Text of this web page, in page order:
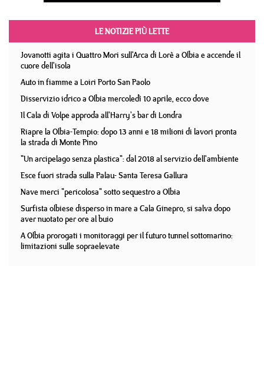
LE NOTIZIE PIÙ LETTE
Jovanotti agita i Quattro Mori sull'Arca di Lorè a Olbia e accende il
cuore dell'isola
Auto in fiamme a Loiri Porto San Paolo
Disservizio idrico a Olbia mercoledì 10 aprile, ecco dove
Il Cala di Volpe approda all'Harry's bar di Londra
Riapre la Olbia-Tempio: dopo 13 anni e 18 milioni di lavori pronta
la strada di Monte Pino
"Un arcipelago senza plastica": dal 2018 al servizio dell'ambiente
Esce fuori strada sulla Palau- Santa Teresa Gallura
Nave merci "pericolosa" sotto sequestro a Olbia
Surfista olbiese disperso in mare a Cala Ginepro, si salva dopo
aver nuotato per ore al buio
A Olbia prorogati i monitoraggi per il futuro tunnel sottomarino:
limitazioni sulle sopraelevate